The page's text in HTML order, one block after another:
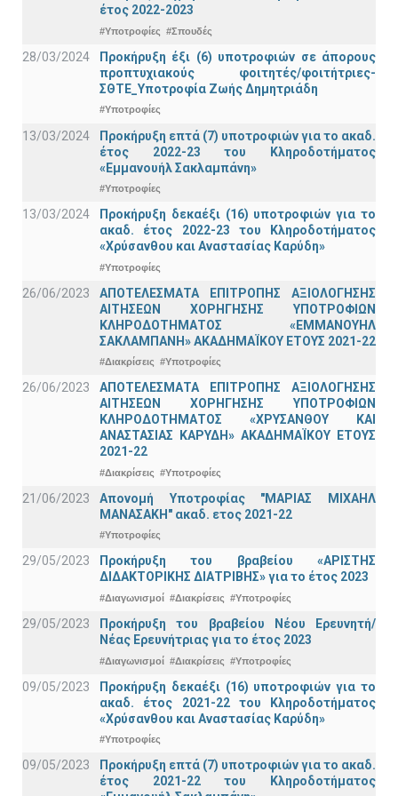
έτος 2022-2023
#Υποτροφίες #Σπουδές
28/03/2024
Προκήρυξη έξι (6) υποτροφιών σε άπορους
προπτυχιακούς φοιτητές/φοιτήτριες-
ΣΘΤΕ_Υποτροφία Ζωής Δημητριάδη
#Υποτροφίες
13/03/2024
Προκήρυξη επτά (7) υποτροφιών για το ακαδ.
έτος 2022-23 του Κληροδοτήματος
«Εμμανουήλ Σακλαμπάνη»
#Υποτροφίες
13/03/2024
Προκήρυξη δεκαέξι (16) υποτροφιών για το
ακαδ. έτος 2022-23 του Κληροδοτήματος
«Χρύσανθου και Αναστασίας Καρύδη»
#Υποτροφίες
26/06/2023
ΑΠΟΤΕΛΕΣΜΑΤΑ ΕΠΙΤΡΟΠΗΣ ΑΞΙΟΛΟΓΗΣΗΣ
ΑΙΤΗΣΕΩΝ ΧΟΡΗΓΗΣΗΣ ΥΠΟΤΡΟΦΙΩΝ
ΚΛΗΡΟΔΟΤΗΜΑΤΟΣ «ΕΜΜΑΝΟΥΗΛ
ΣΑΚΛΑΜΠΑΝΗ» ΑΚΑΔΗΜΑΪΚΟΥ ΕΤΟΥΣ 2021-22
#Διακρίσεις #Υποτροφίες
26/06/2023
ΑΠΟΤΕΛΕΣΜΑΤΑ ΕΠΙΤΡΟΠΗΣ ΑΞΙΟΛΟΓΗΣΗΣ
ΑΙΤΗΣΕΩΝ ΧΟΡΗΓΗΣΗΣ ΥΠΟΤΡΟΦΙΩΝ
ΚΛΗΡΟΔΟΤΗΜΑΤΟΣ «ΧΡΥΣΑΝΘΟΥ ΚΑΙ
ΑΝΑΣΤΑΣΙΑΣ ΚΑΡΥΔΗ» ΑΚΑΔΗΜΑΪΚΟΥ ΕΤΟΥΣ
2021-22
#Διακρίσεις #Υποτροφίες
21/06/2023
Απονομή Υποτροφίας "ΜΑΡΙΑΣ ΜΙΧΑΗΛ
ΜΑΝΑΣΑΚΗ" ακαδ. ετος 2021-22
#Υποτροφίες
29/05/2023
Προκήρυξη του βραβείου «ΑΡΙΣΤΗΣ
ΔΙΔΑΚΤΟΡΙΚΗΣ ΔΙΑΤΡΙΒΗΣ» για το έτος 2023
#Διαγωνισμοί #Διακρίσεις #Υποτροφίες
29/05/2023
Προκήρυξη του βραβείου Νέου Ερευνητή/
Νέας Ερευνήτριας για το έτος 2023
#Διαγωνισμοί #Διακρίσεις #Υποτροφίες
09/05/2023
Προκήρυξη δεκαέξι (16) υποτροφιών για το
ακαδ. έτος 2021-22 του Κληροδοτήματος
«Χρύσανθου και Αναστασίας Καρύδη»
#Υποτροφίες
09/05/2023
Προκήρυξη επτά (7) υποτροφιών για το ακαδ.
έτος 2021-22 του Κληροδοτήματος